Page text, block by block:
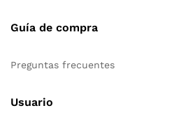
Guía de compra
Preguntas frecuentes
Usuario